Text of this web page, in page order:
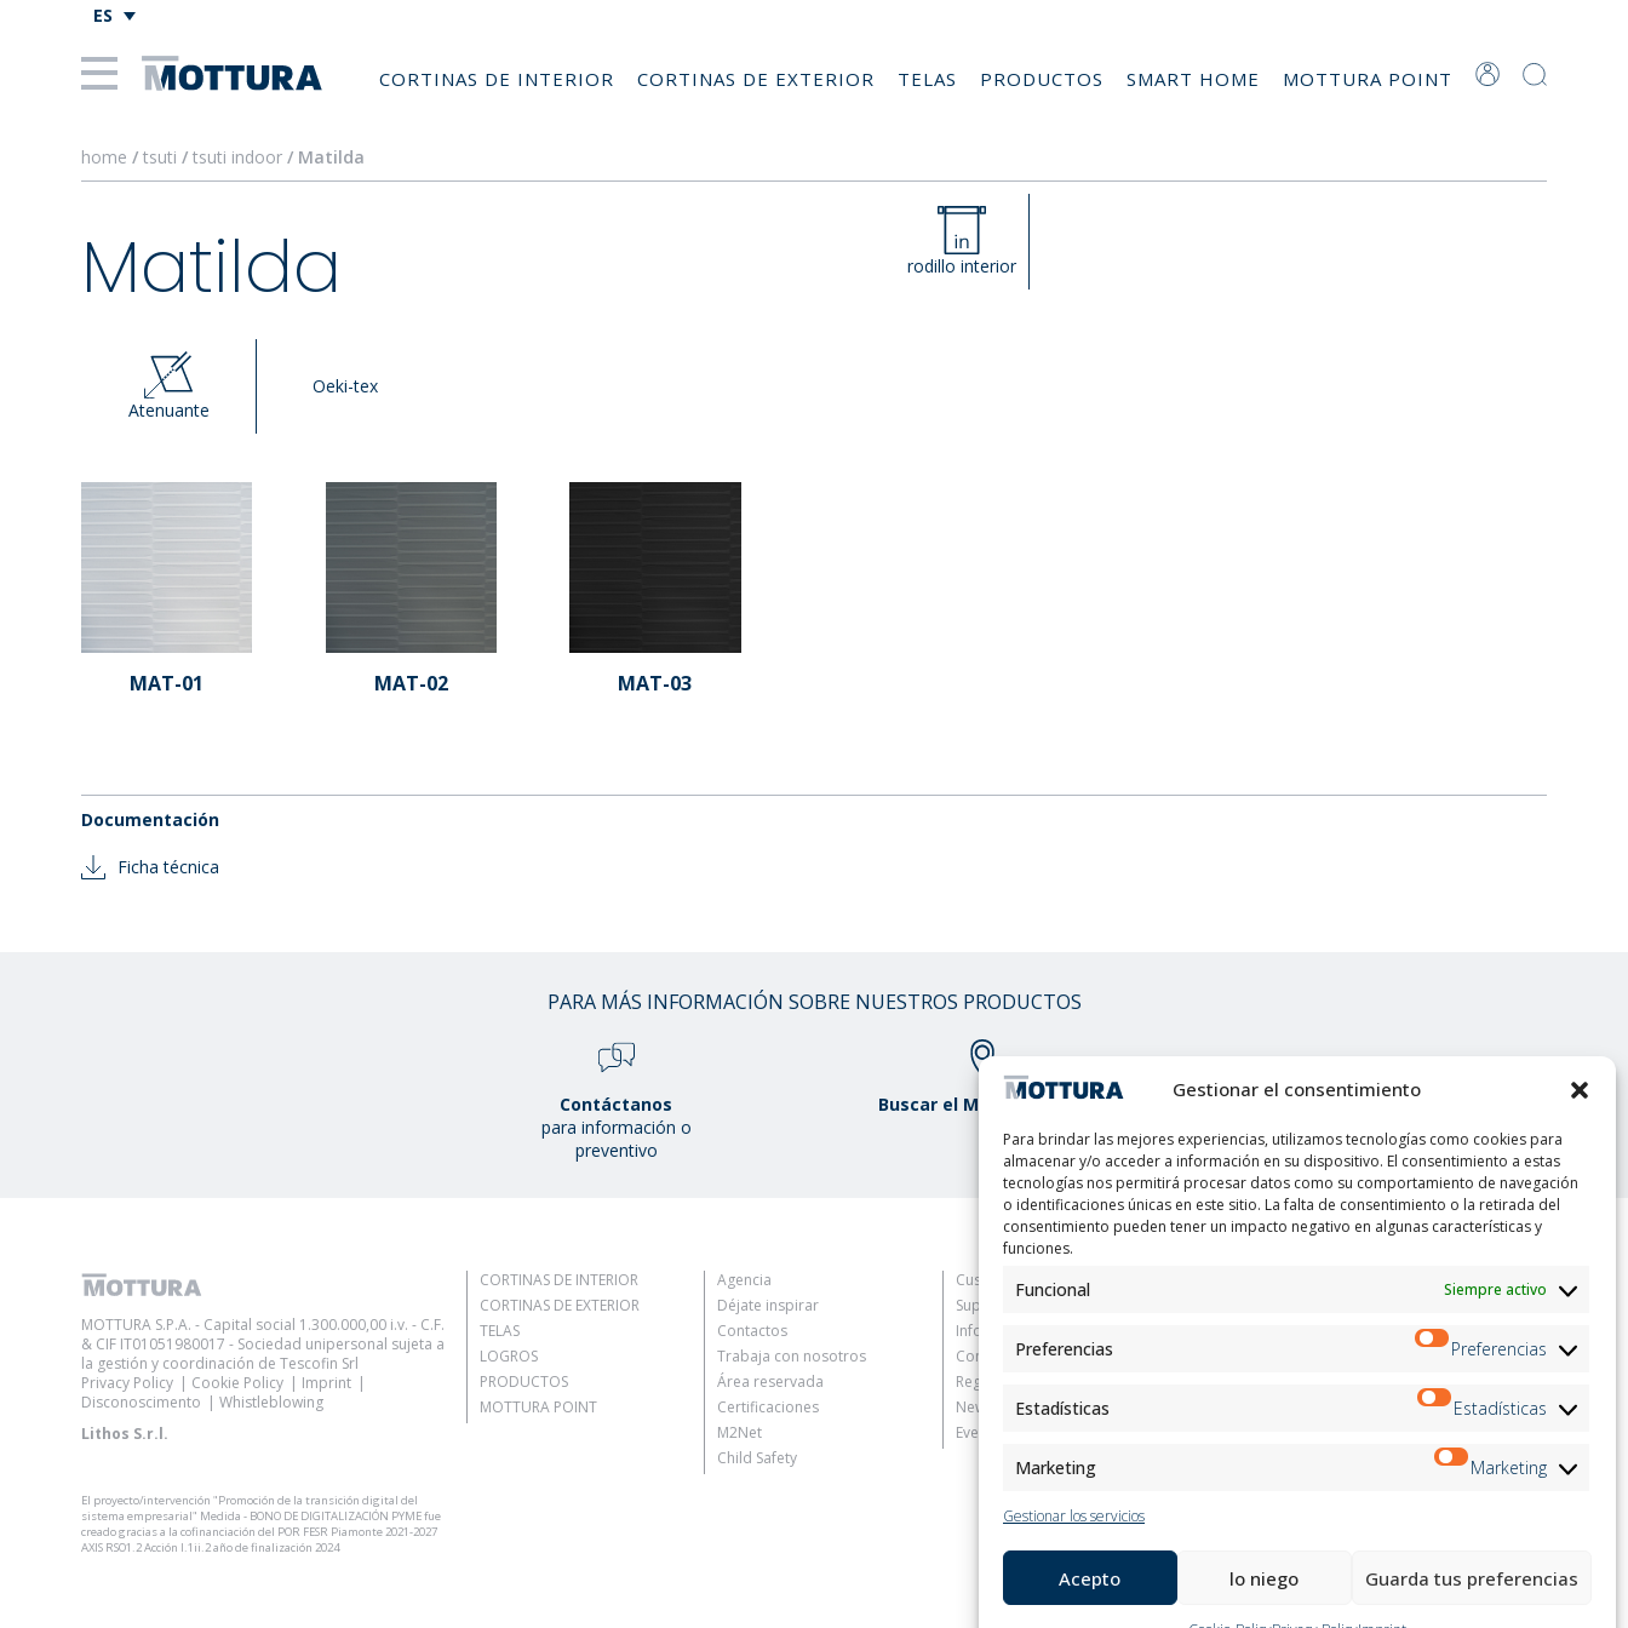
Gestionar el consentimiento
Para brindar las mejores experiencias, utilizamos tecnologías como cookies para
almacenar y/o acceder a información en su dispositivo. El consentimiento a estas
tecnologías nos permitirá procesar datos como su comportamiento de navegación
o identificaciones únicas en este sitio. La falta de consentimiento o la retirada del
consentimiento pueden tener un impacto negativo en algunas características y
funciones.
Funcional Siempre activo
Preferencias Preferencias
Estadísticas Estadísticas
Marketing Marketing
Gestionar los servicios
Acepto lo niego Guarda tus preferencias
ES
CORTINAS DE INTERIOR CORTINAS DE EXTERIOR TELAS PRODUCTOS SMART HOME MOTTURA POINT
home /tsuti/tsuti indoor/ Matilda
Matilda rodillo interior
Atenuante
Oeki-tex
MAT-01 MAT-02 MAT-03
Documentación
Ficha técnica
PARA MÁS INFORMACIÓN SOBRE NUESTROS PRODUCTOS
Contáctanos
para información o
preventivo
Buscar el Mottura Point
MOTTURA S.P.A. - Capital social 1.300.000,00 i.v. - C.F.
& CIF IT01051980017 - Sociedad unipersonal sujeta a
la gestión y coordinación de Tescofin Srl
Privacy Policy
Cookie Policy
Imprint
Disconoscimento
Whistleblowing
Lithos S.r.l.
El proyecto/intervención "Promoción de la transición digital del
sistema empresarial" Medida - BONO DE DIGITALIZACIÓN PYME fue
creado gracias a la cofinanciación del POR FESR Piamonte 2021-2027
AXIS RSO1.2 Acción I.1ii.2 año de finalización 2024
CORTINAS DE INTERIOR
CORTINAS DE EXTERIOR
TELAS
LOGROS
PRODUCTOS
MOTTURA POINT
Agencia
Déjate inspirar
Contactos
Trabaja con nosotros
Área reservada
Certificaciones
M2Net
Child Safety
Customer Information
Supplier Information
Information for Candidates
Contact Information
Register Information
Newsletter Information
Events Information